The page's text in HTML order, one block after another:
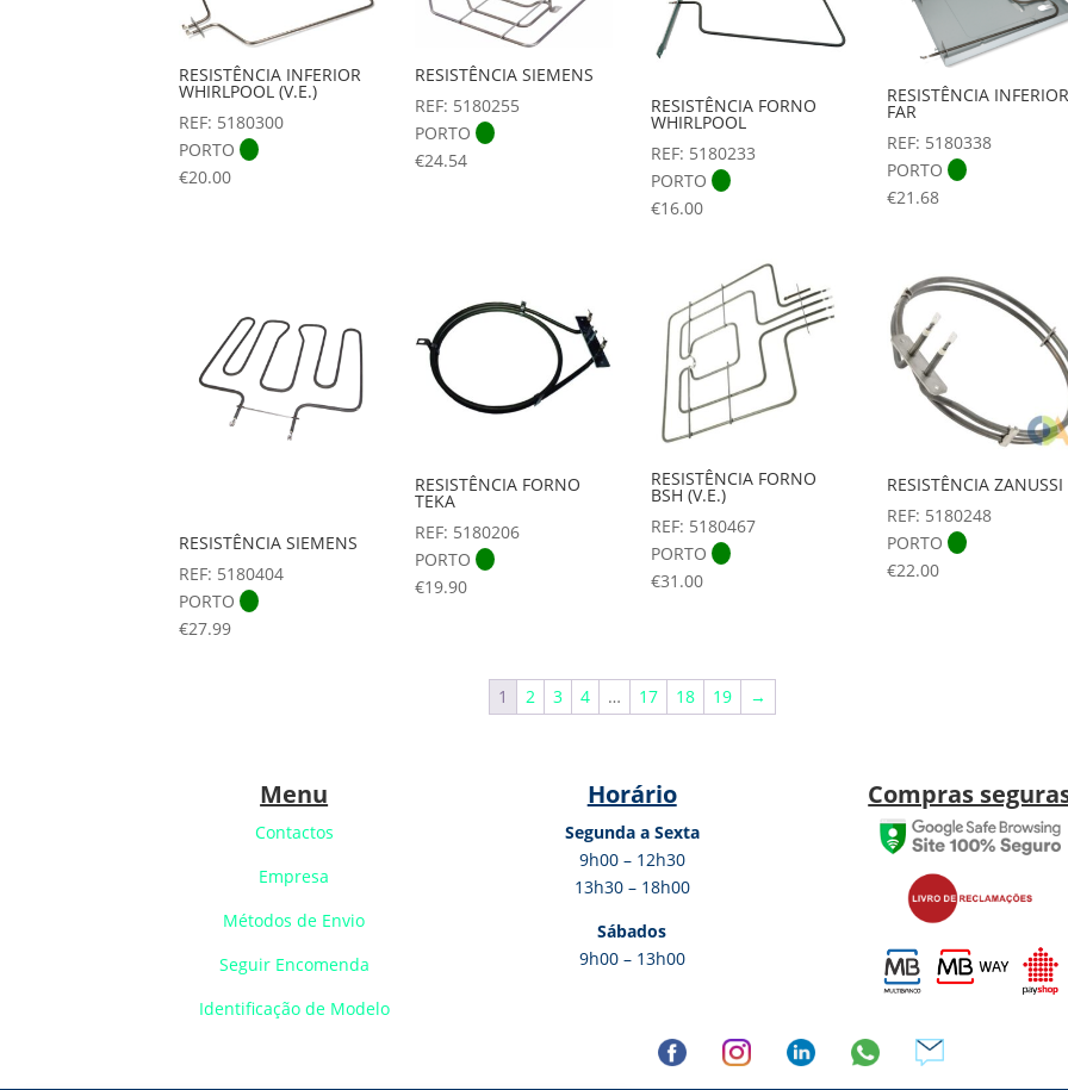
RESISTÊNCIA INFERIOR
WHIRLPOOL (V.E.)
REF: 5180300
PORTO
€20.00
RESISTÊNCIA SIEMENS
REF: 5180255
PORTO
€24.54
RESISTÊNCIA FORNO
WHIRLPOOL
REF: 5180233
PORTO
€16.00
RESISTÊNCIA INFERIOR
FAR
REF: 5180338
PORTO
€21.68
RESISTÊNCIA SIEMENS
REF: 5180404
PORTO
€27.99
RESISTÊNCIA FORNO
TEKA
REF: 5180206
PORTO
€19.90
RESISTÊNCIA FORNO
BSH (V.E.)
REF: 5180467
PORTO
€31.00
RESISTÊNCIA ZANUSSI
REF: 5180248
PORTO
€22.00
1 2 3 4 … 17 18 19 →
Menu
Contactos
Empresa
Métodos de Envio
Seguir Encomenda
Identificação de Modelo
Horário
Segunda a Sexta
9h00 – 12h30
13h30 – 18h00
Sábados
9h00 – 13h00
Compras